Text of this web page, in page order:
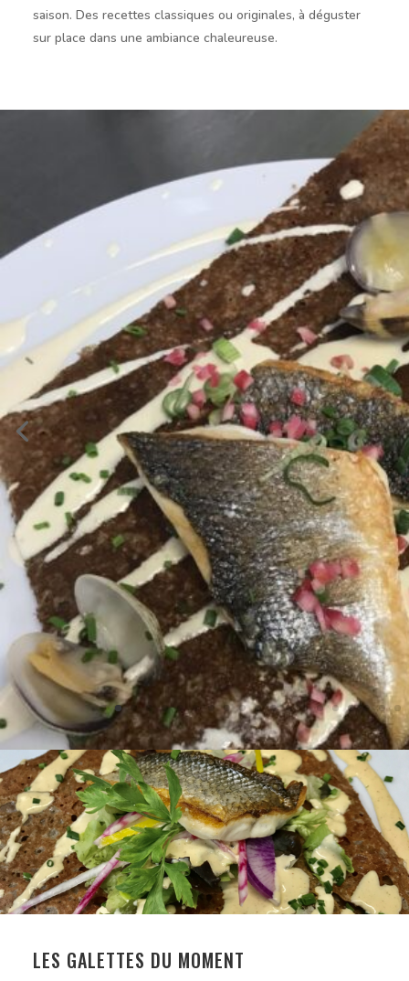
saison. Des recettes classiques ou originales, à déguster
sur place dans une ambiance chaleureuse.
LES GALETTES DU MOMENT